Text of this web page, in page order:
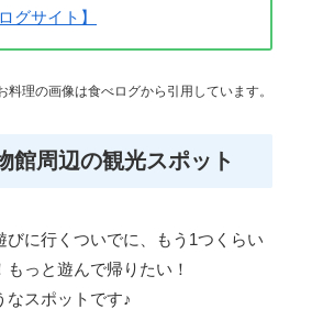
グサイト】
料理の画像は食べログから引用しています。
館周辺の観光スポット
びに行くついでに、もう1つくらい
っと遊んで帰りたい！
なスポットです♪